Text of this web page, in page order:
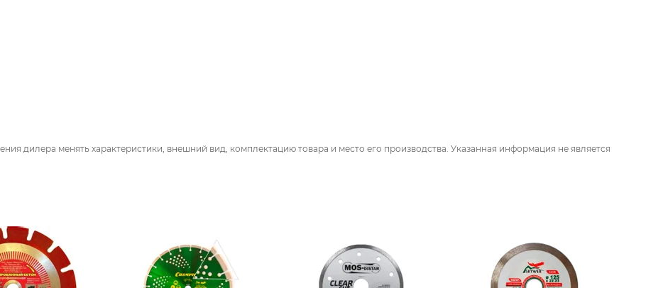
дилера менять характеристики, внешний вид, комплектацию товара и место его производства. Указанная информация не является